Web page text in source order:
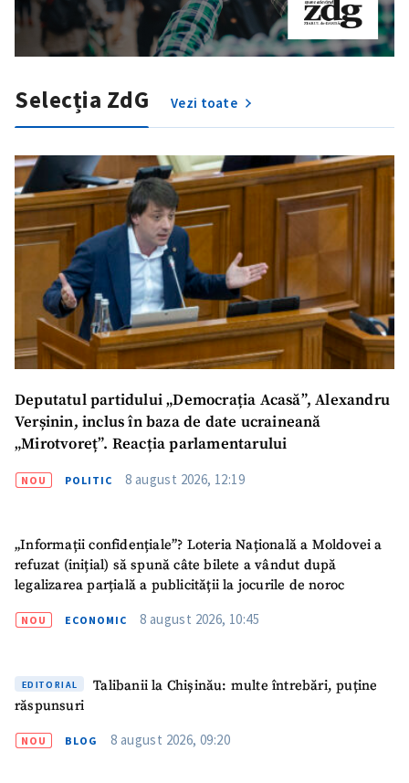
Selecția ZdG Vezi toate
Deputatul partidului „Democrația Acasă”, Alexandru
Verșinin, inclus în baza de date ucraineană
„Mirotvoreț”. Reacția parlamentarului
NOU POLITIC 8 august 2026, 12:19
„Informații confidențiale”? Loteria Națională a Moldovei a
refuzat (inițial) să spună câte bilete a vândut după
legalizarea parțială a publicității la jocurile de noroc
NOU ECONOMIC 8 august 2026, 10:45
EDITORIAL
Talibanii la Chișinău: multe întrebări, puține
răspunsuri
NOU BLOG 8 august 2026, 09:20